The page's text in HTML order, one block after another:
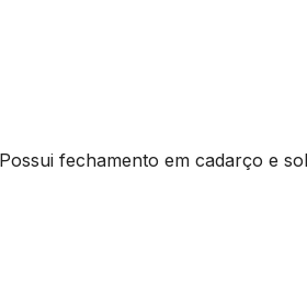
fechamento em cadarço e